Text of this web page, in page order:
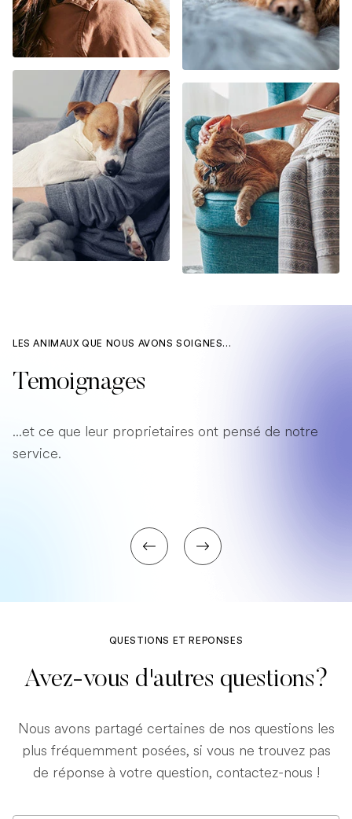
LES ANIMAUX QUE NOUS AVONS SOIGNES...
Temoignages
...et ce que leur proprietaires ont pensé de notre
service.
QUESTIONS ET REPONSES
Avez-vous d'autres questions?
Nous avons partagé certaines de nos questions les
plus fréquemment posées, si vous ne trouvez pas
de réponse à votre question, contactez-nous !